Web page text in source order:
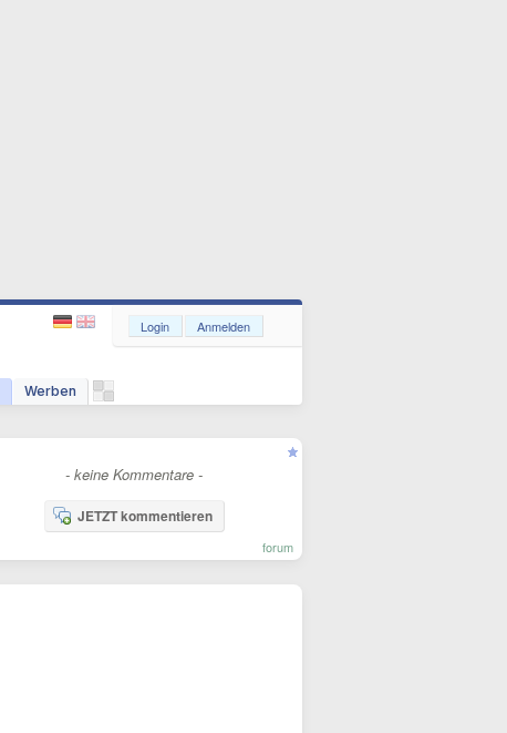
Werben
Login Anmelden
- keine Kommentare -
JETZT kommentieren
forum